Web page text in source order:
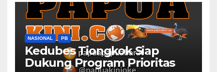
NASIONAL PB
Kedubes Tiongkok Siap
Dukung Program Prioritas